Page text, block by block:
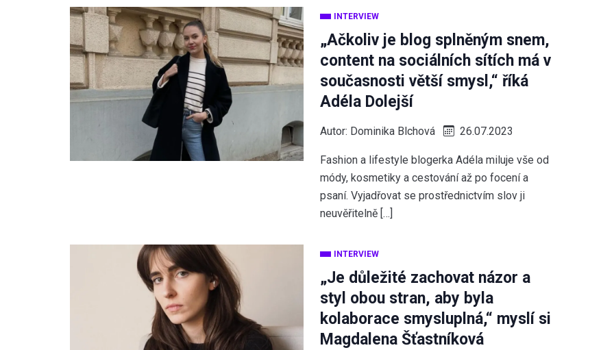
INTERVIEW
„Ačkoliv je blog splněným snem,
content na sociálních sítích má v
současnosti větší smysl,“ říká
Adéla Dolejší
Autor: Dominika Blchová 26.07.2023
Fashion a lifestyle blogerka Adéla miluje vše od
módy, kosmetiky a cestování až po focení a
psaní. Vyjadřovat se prostřednictvím slov ji
neuvěřitelně […]
INTERVIEW
„Je důležité zachovat názor a
styl obou stran, aby byla
kolaborace smysluplná,“ myslí si
Magdalena Šťastníková